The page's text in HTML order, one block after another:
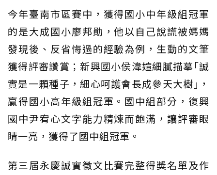
今年臺南市區賽中，獲得國小中年級組冠軍
的是大成國小廖邦勛，他以自己說謊被媽媽
發現後、反省悔過的經驗為例，生動的文筆
獲得評審讚賞；新興國小侯湋媗細膩描摹｢誠
實是一顆種子，細心呵護會長成參天大樹｣，
贏得國小高年級組冠軍。國中組部分，復興
國中尹宥心文字能力精煉而飽滿，讓評審眼
睛一亮，獲得了國中組冠軍。
第三屆永慶誠實徵文比賽完整得獎名單及作